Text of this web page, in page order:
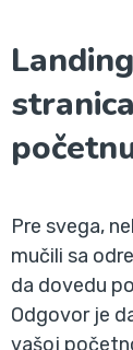
Pre svega,
mučili sa
da dovedu
Odgovor je
vašoj